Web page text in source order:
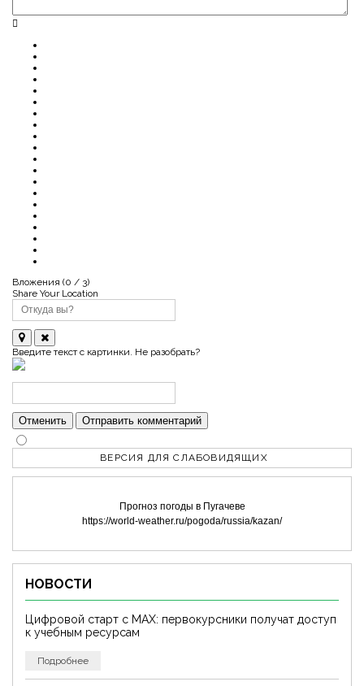
ВЕРСИЯ ДЛЯ СЛАБОВИДЯЩИХ
Прогноз погоды в Пугачеве
https://world-weather.ru/pogoda/russia/kazan/
НОВОСТИ
Цифровой старт с MAX: первокурсники получат доступ
к учебным ресурсам
Подробнее
Вложения (0 / 3)
Share Your Location
Введите текст с картинки. Не разобрать?
Отменить Отправить комментарий